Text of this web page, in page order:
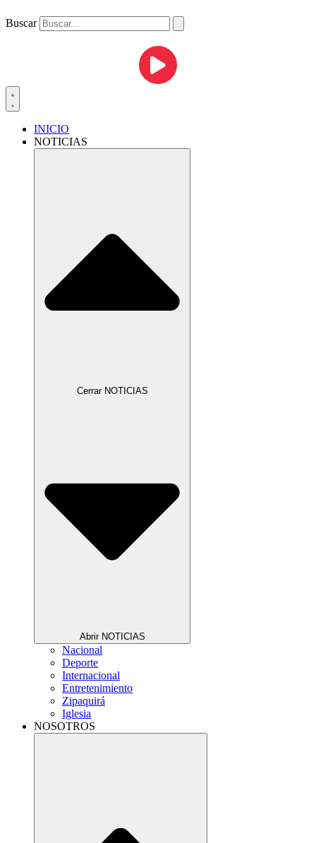
Buscar
INICIO
NOTICIAS
Cerrar NOTICIAS
Abrir NOTICIAS
Nacional
Deporte
Internacional
Entretenimiento
Zipaquirá
Iglesia
NOSOTROS